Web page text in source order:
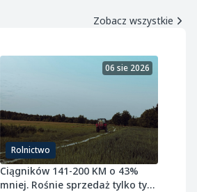
Zobacz wszystkie
Rolnictwo
06 sie 2026
Ciągników 141-200 KM o 43%
mniej. Rośnie sprzedaż tylko tych